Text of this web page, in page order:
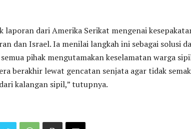
laporan dari Amerika Serikat mengenai
dan Israel. Ia menilai langkah ini sebagai solusi
pihak mengutamakan keselamatan warga
berakhir lewat gencatan senjata agar tidak
kalangan sipil,” tutupnya.